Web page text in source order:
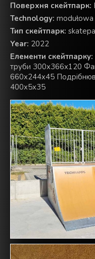
Поверхня скейтпарк:
Technology: modułowa
Тип скейтпарк:
Year: 2022
Елементи скейтпарку:
труби 300x366x120
660x244x45
400x5x35